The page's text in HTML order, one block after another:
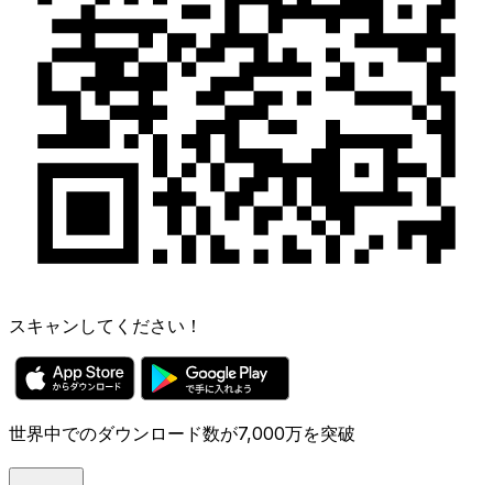
スキャンしてください！
世界中でのダウンロード数が7,000万を突破